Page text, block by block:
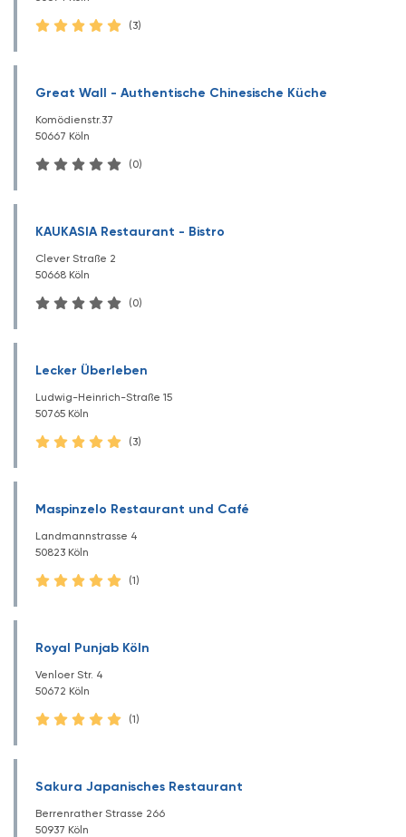
(3)
Great Wall - Authentische Chinesische Küche
Komödienstr.37
50667 Köln
(0)
KAUKASIA Restaurant - Bistro
Clever Straße 2
50668 Köln
(0)
Lecker Überleben
Ludwig-Heinrich-Straße 15
50765 Köln
(3)
Maspinzelo Restaurant und Café
Landmannstrasse 4
50823 Köln
(1)
Royal Punjab Köln
Venloer Str. 4
50672 Köln
(1)
Sakura Japanisches Restaurant
Berrenrather Strasse 266
50937 Köln